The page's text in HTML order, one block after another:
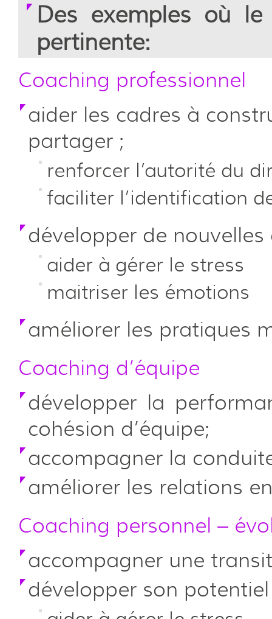
Des exemples où le
pertinente:
Coaching professionnel
aider les cadres à
partager ;
renforcer l’autorité du
faciliter l’identification
développer de
aider à gérer le stress
maitriser les émotions
améliorer les pratiques
Coaching d’équipe
développer la
cohésion d’équipe;
accompagner la
améliorer les relations
Coaching personnel –
accompagner une
développer son